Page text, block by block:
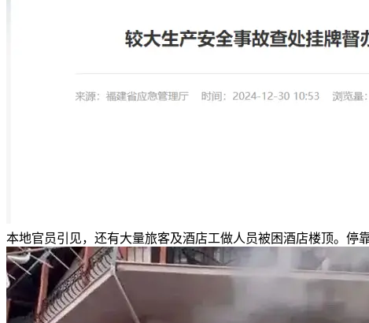
本地官员引见，还有大量旅客及酒店工做人员被困酒店楼顶。停